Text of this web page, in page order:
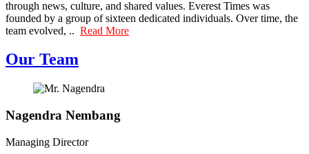
through news, culture, and shared values. Everest Times was
founded by a group of sixteen dedicated individuals. Over time, the
team evolved, .. Read More
Our Team
Nagendra Nembang
Managing Director